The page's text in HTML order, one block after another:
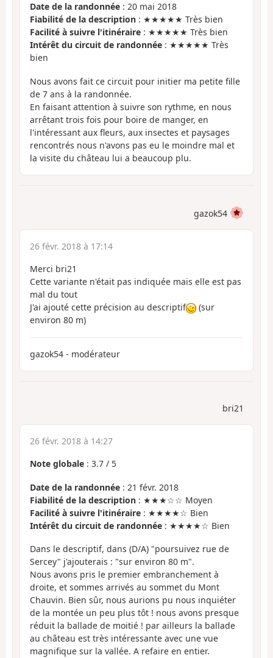
Date de la randonnée : 20 mai 2018
Fiabilité de la description : ★★★★★ Très bien
Facilité à suivre l'itinéraire : ★★★★★ Très bien
Intérêt du circuit de randonnée : ★★★★★ Très
bien
Nous avons fait ce circuit pour initier ma petite fille
de 7 ans à la randonnée.
En faisant attention à suivre son rythme, en nous
arrêtant trois fois pour boire de manger, en
l'intéressant aux fleurs, aux insectes et paysages
rencontrés nous n'avons pas eu le moindre mal et
la visite du château lui a beaucoup plu.
gazok54
26 févr. 2018 à 17:14
Merci bri21
Cette variante n'était pas indiquée mais elle est pas
mal du tout
J'ai ajouté cette précision au descriptif
(sur
environ 80 m)
gazok54 - modérateur
bri21
26 févr. 2018 à 14:27
Note globale : 3.7 / 5
Date de la randonnée : 21 févr. 2018
Fiabilité de la description : ★★★☆☆ Moyen
Facilité à suivre l'itinéraire : ★★★★☆ Bien
Intérêt du circuit de randonnée : ★★★★☆ Bien
Dans le descriptif, dans (D/A) "poursuivez rue de
Sercey" j'ajouterais : "sur environ 80 m".
Nous avons pris le premier embranchement à
droite, et sommes arrivés au sommet du Mont
Chauvin. Bien sûr, nous aurions pu nous inquiéter
de la montée un peu plus tôt ! nous avons presque
réduit la ballade de moitié ! par ailleurs la ballade
au château est très intéressante avec une vue
magnifique sur la vallée. A refaire en entier.